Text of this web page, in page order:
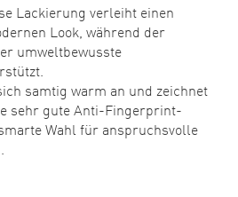
Lackierung verleiht einen
Look, während der
umweltbewusste
samtig warm an und zeichnet
sehr gute Anti-Fingerprint-
Wahl für anspruchsvolle